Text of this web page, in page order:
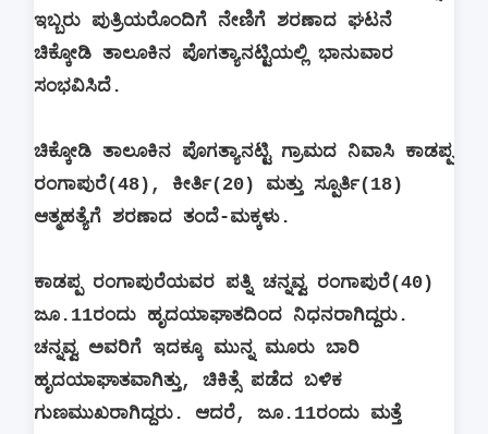
ಇಬ್ಬರು ಪುತ್ರಿಯರೊಂದಿಗೆ ನೇಣಿಗೆ ಶರಣಾದ ಘಟನೆ
ಚಿಕ್ಕೋಡಿ ತಾಲೂಕಿನ ಪೊಗತ್ಯಾನಟ್ಟಿಯಲ್ಲಿ ಭಾನುವಾರ
ಸಂಭವಿಸಿದೆ.
ಚಿಕ್ಕೋಡಿ ತಾಲೂಕಿನ ಪೊಗತ್ಯಾನಟ್ಟಿ ಗ್ರಾಮದ ನಿವಾಸಿ ಕಾಡಪ್ಪ
ರಂಗಾಪುರೆ(48), ಕೀರ್ತಿ(20) ಮತ್ತು ಸ್ಪೂರ್ತಿ(18)
ಆತ್ಮಹತ್ಯೆಗೆ ಶರಣಾದ ತಂದೆ-ಮಕ್ಕಳು.
ಕಾಡಪ್ಪ ರಂಗಾಪುರೆಯವರ ಪತ್ನಿ ಚನ್ನವ್ವ ರಂಗಾಪುರೆ(40)
ಜೂ.11ರಂದು ಹೃದಯಾಘಾತದಿಂದ ನಿಧನರಾಗಿದ್ದರು.
ಚನ್ನವ್ವ ಅವರಿಗೆ ಇದಕ್ಕೂ ಮುನ್ನ ಮೂರು ಬಾರಿ
ಹೃದಯಾಘಾತವಾಗಿತ್ತು, ಚಿಕಿತ್ಸೆ ಪಡೆದ ಬಳಿಕ
ಗುಣಮುಖರಾಗಿದ್ದರು. ಆದರೆ, ಜೂ.11ರಂದು ಮತ್ತೆ